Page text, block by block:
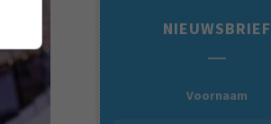
NIEUWSBRIEF
Voornaam